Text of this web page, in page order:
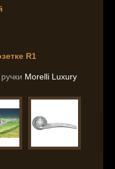
R1
Morelli Luxury